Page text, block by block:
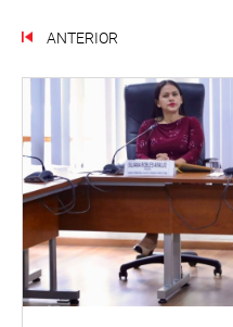
ANTERIOR